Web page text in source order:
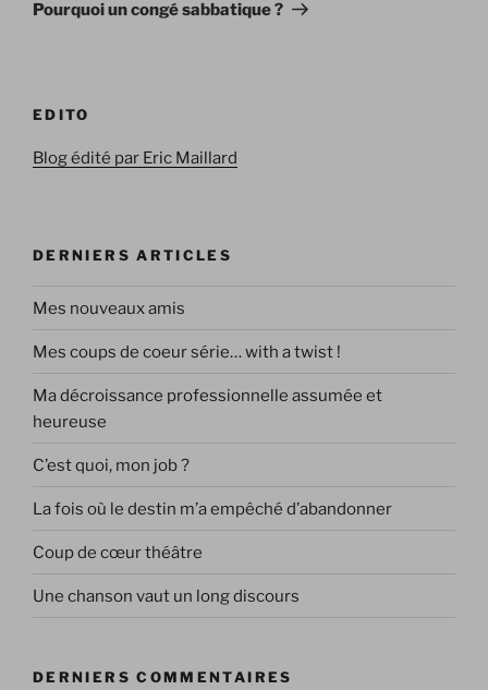
Pourquoi un congé sabbatique ?
EDITO
Blog édité par Eric Maillard
DERNIERS ARTICLES
Mes nouveaux amis
Mes coups de coeur série… with a twist !
Ma décroissance professionnelle assumée et
heureuse
C’est quoi, mon job ?
La fois où le destin m’a empêché d’abandonner
Coup de cœur théâtre
Une chanson vaut un long discours
DERNIERS COMMENTAIRES